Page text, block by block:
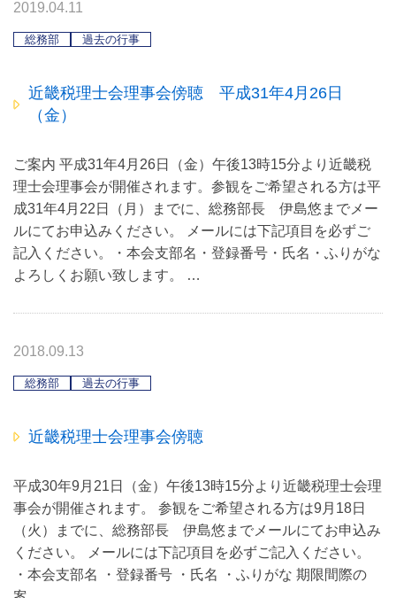
2019.04.11
総務部 過去の行事
近畿税理士会理事会傍聴 平成31年4月26日
（金）
ご案内 平成31年4月26日（金）午後13時15分より近畿税
理士会理事会が開催されます。参観をご希望される方は平
成31年4月22日（月）までに、総務部長 伊島悠までメー
ルにてお申込みください。 メールには下記項目を必ずご
記入ください。・本会支部名・登録番号・氏名・ふりがな
よろしくお願い致します。 …
2018.09.13
総務部 過去の行事
近畿税理士会理事会傍聴
平成30年9月21日（金）午後13時15分より近畿税理士会理
事会が開催されます。 参観をご希望される方は9月18日
（火）までに、総務部長 伊島悠までメールにてお申込み
ください。 メールには下記項目を必ずご記入ください。
・本会支部名 ・登録番号 ・氏名 ・ふりがな 期限間際の